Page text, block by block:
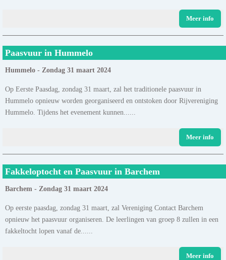
Meer info
Paasvuur in Hummelo
Hummelo - Zondag 31 maart 2024
Op Eerste Paasdag, zondag 31 maart, zal het traditionele paasvuur in
Hummelo opnieuw worden georganiseerd en ontstoken door Rijvereniging
Hummelo. Tijdens het evenement kunnen......
Meer info
Fakkeloptocht en Paasvuur in Barchem
Barchem - Zondag 31 maart 2024
Op eerste paasdag, zondag 31 maart, zal Vereniging Contact Barchem
opnieuw het paasvuur organiseren. De leerlingen van groep 8 zullen in een
fakkeltocht lopen vanaf de......
Meer info